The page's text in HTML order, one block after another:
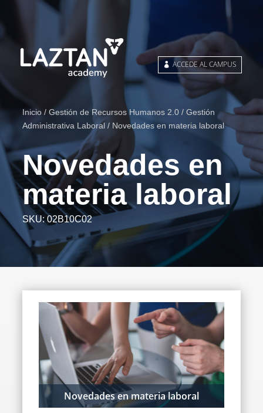
ACCEDE AL CAMPUS
Inicio /Gestión de Recursos Humanos 2.0 /Gestión
Administrativa Laboral / Novedades en materia laboral
Novedades en
materia laboral
SKU:02B10C02
Novedades en materia laboral